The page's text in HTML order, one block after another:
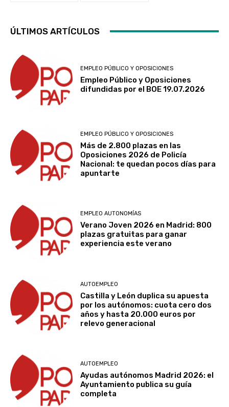
ÚLTIMOS ARTÍCULOS
EMPLEO PÚBLICO Y OPOSICIONES
Empleo Público y Oposiciones
difundidas por el BOE 19.07.2026
EMPLEO PÚBLICO Y OPOSICIONES
Más de 2.800 plazas en las
Oposiciones 2026 de Policía
Nacional: te quedan pocos días para
apuntarte
EMPLEO AUTONOMÍAS
Verano Joven 2026 en Madrid: 800
plazas gratuitas para ganar
experiencia este verano
AUTOEMPLEO
Castilla y León duplica su apuesta
por los autónomos: cuota cero dos
años y hasta 20.000 euros por
relevo generacional
AUTOEMPLEO
Ayudas autónomos Madrid 2026: el
Ayuntamiento publica su guía
completa